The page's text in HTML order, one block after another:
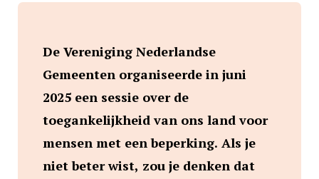
De Vereniging Nederlandse
Gemeenten organiseerde in juni
2025 een sessie over de
toegankelijkheid van ons land voor
mensen met een beperking. Als je
niet beter wist, zou je denken dat